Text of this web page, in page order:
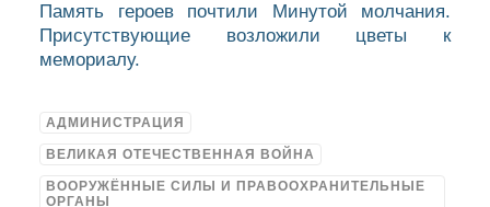
Память героев почтили Минутой молчания.
Присутствующие возложили цветы к
мемориалу.
АДМИНИСТРАЦИЯ
ВЕЛИКАЯ ОТЕЧЕСТВЕННАЯ ВОЙНА
ВООРУЖЁННЫЕ СИЛЫ И ПРАВООХРАНИТЕЛЬНЫЕ
ОРГАНЫ